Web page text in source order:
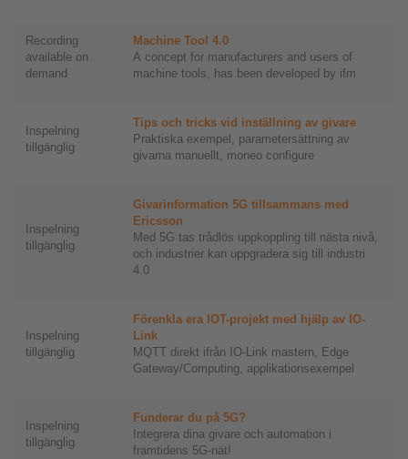
Recording
available on
demand
Machine Tool 4.0
A concept for manufacturers and users of
machine tools, has been developed by ifm
Inspelning
tillgänglig
Tips och tricks vid inställning av givare
Praktiska exempel, parametersättning av
givarna manuellt, moneo configure
Inspelning
tillgänglig
Givarinformation 5G tillsammans med
Ericsson
Med 5G tas trådlös uppkoppling till nästa nivå,
och industrier kan uppgradera sig till industri
4.0
Inspelning
tillgänglig
Förenkla era IOT-projekt med hjälp av IO-
Link
MQTT direkt ifrån IO-Link mastern, Edge
Gateway/Computing, applikationsexempel
Inspelning
tillgänglig
Funderar du på 5G?
Integrera dina givare och automation i
framtidens 5G-nät!